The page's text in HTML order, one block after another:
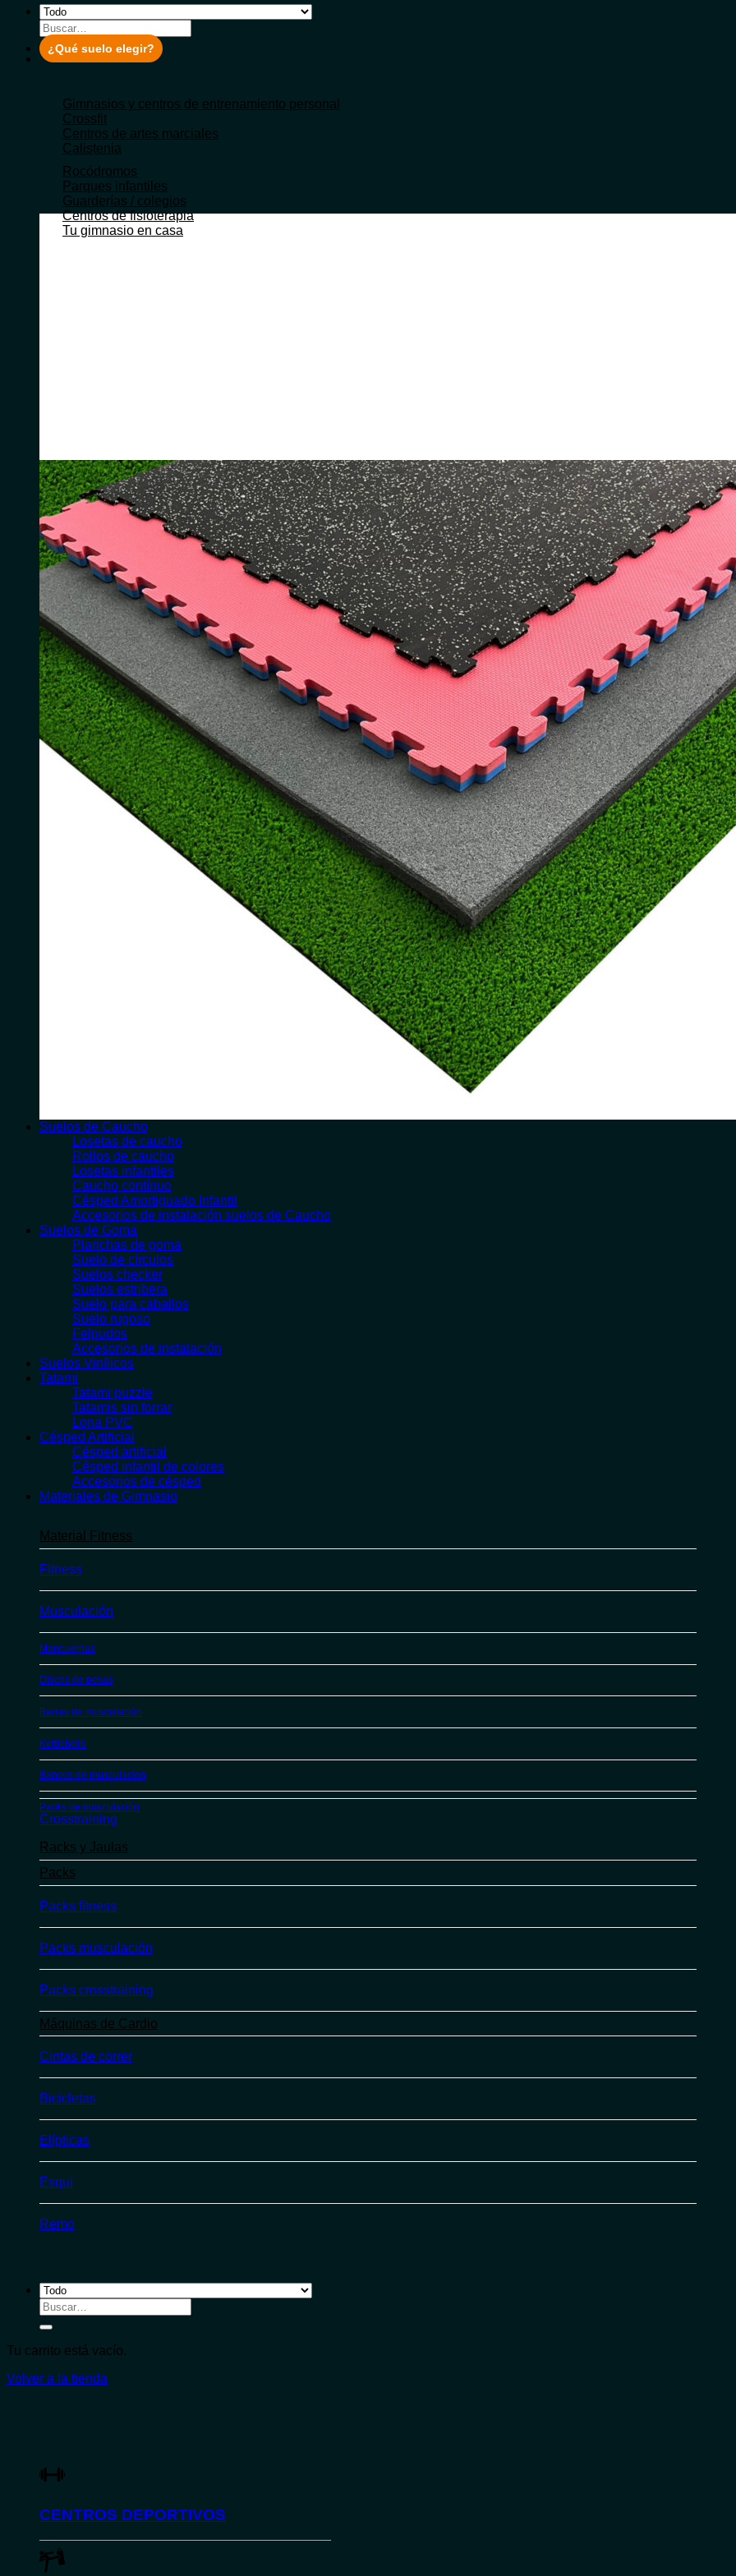
Buscar
por:
¿Qué suelo elegir?
Gimnasios y centros de entrenamiento personal
Crossfit
Centros de artes marciales
Calistenia
Rocódromos
Parques infantiles
Guarderías / colegios
Centros de fisioterapia
Tu gimnasio en casa
Suelos de Caucho
Losetas de caucho
Rollos de caucho
Losetas infantiles
Caucho contínuo
Césped Amortiguado Infantil
Accesorios de instalación suelos de Caucho
Suelos de Goma
Planchas de goma
Suelo de círculos
Suelos checker
Suelos estribera
Suelo para caballos
Suelo rugoso
Felpudos
Accesorios de instalación
Suelos Vinílicos
Tatami
Tatami puzzle
Tatamis sin forrar
Lona PVC
Césped Artificial
Césped artificial
Césped infantil de colores
Accesorios de césped
Materiales de Gimnasio
Material Fitness
Fitness
Musculación
Mancuernas
Discos de pesas
Barras de musculación
Kettlebells
Bancos de musculación
Packs de musculación
Crosstraining
Racks y Jaulas
Packs
Packs fitness
Packs musculación
Packs crosstraining
Máquinas de Cardio
Cintas de correr
Bicicletas
Elípticas
Esquí
Remo
Buscar
por:
Tu carrito está vacío.
Volver a la tienda
CENTROS DEPORTIVOS